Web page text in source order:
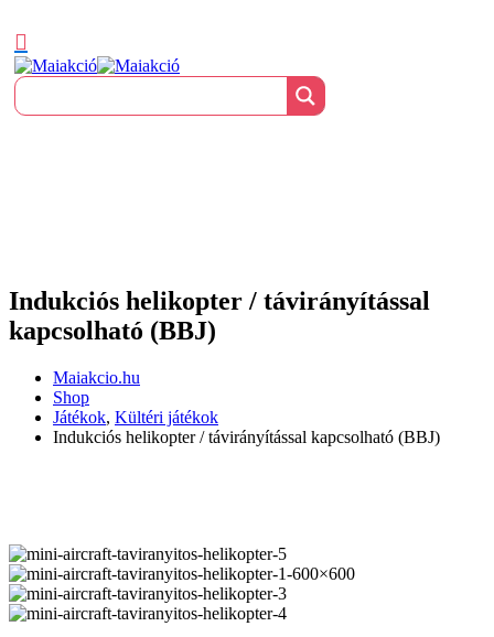
Indukciós helikopter / távirányítással
kapcsolható (BBJ)
Maiakcio.hu
Shop
Játékok, Kültéri játékok
Indukciós helikopter / távirányítással kapcsolható (BBJ)